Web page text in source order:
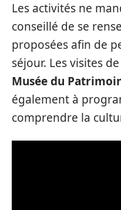
Les activités ne
conseillé de se
proposées afin de
séjour. Les visites
Musée du
également à
comprendre la